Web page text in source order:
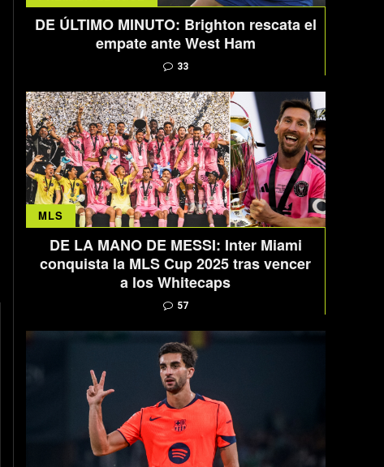
DE ÚLTIMO MINUTO: Brighton rescata el
empate ante West Ham
33
MLS
DE LA MANO DE MESSI: Inter Miami
conquista la MLS Cup 2025 tras vencer
a los Whitecaps
57